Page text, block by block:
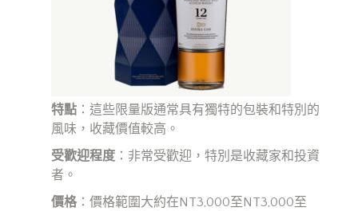
特點 ：這些限量版通常具有獨特的包裝和特別的
風味，收藏價值較高。
受歡迎程度 ：非常受歡迎，特別是收藏家和投資
者。
價格 ：價格範圍大約在NT3,000至NT3,000至